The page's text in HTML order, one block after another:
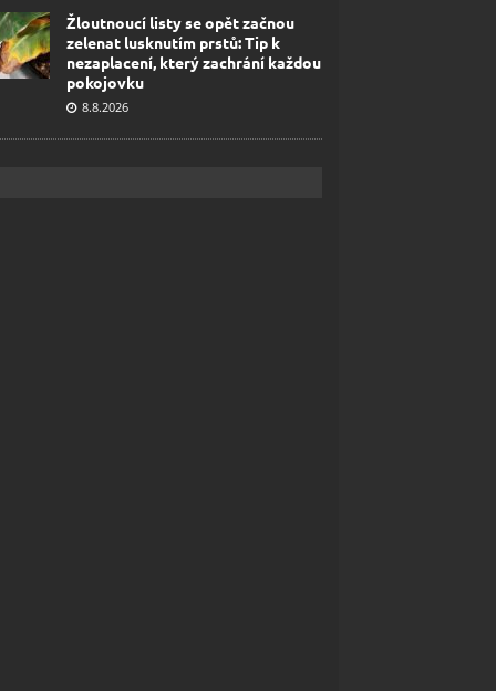
Žloutnoucí listy se opět začnou
zelenat lusknutím prstů: Tip k
nezaplacení, který zachrání každou
pokojovku
8.8.2026